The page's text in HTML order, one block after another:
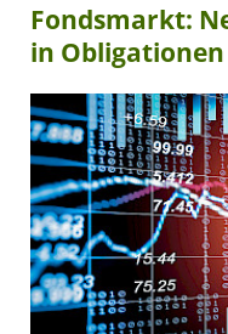
Fondsmarkt:
in Obligationen